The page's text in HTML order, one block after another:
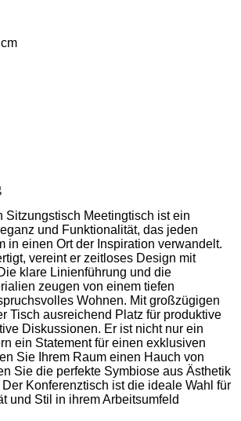
Sitzungstisch Meetingtisch ist ein
und Funktionalität, das jeden
in einen Ort der Inspiration verwandelt.
vereint er zeitloses Design mit
klare Linienführung und die
zeugen von einem tiefen
Wohnen. Mit großzügigen
Tisch ausreichend Platz für produktive
Diskussionen. Er ist nicht nur ein
ein Statement für einen exklusiven
Sie Ihrem Raum einen Hauch von
Sie die perfekte Symbiose aus Ästhetik
Konferenztisch ist die ideale Wahl für
und Stil in ihrem Arbeitsumfeld